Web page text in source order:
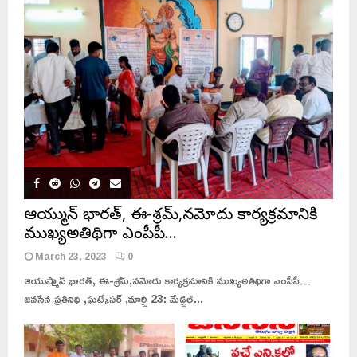
ఆయుష్మాన్ భారత్, ఈ-శ్రమ్,నమోదు కార్యక్రమానికి
ముఖ్యఅతిథిగా ఎంపీపీ…
March 23, 2023 0
ఆయుష్మాన్ భారత్, ఈ-శ్రమ్,నమోదు కార్యక్రమానికి ముఖ్యఅతిథిగా ఎంపీపీ…
జనసేన ప్రతినిధి ,ఘట్కేసర్ ,మార్చి 23: మేడ్చల్...